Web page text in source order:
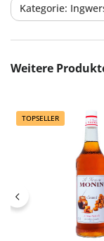
Kategorie:
Produktgalerie
Weitere
TOPSELLER